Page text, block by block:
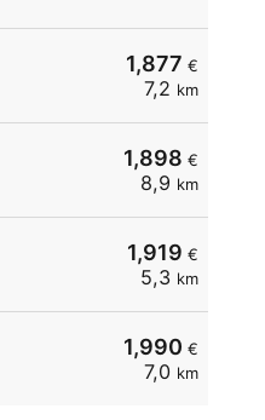
1,877 €
7,2 km
1,898 €
8,9 km
1,919 €
5,3 km
1,990 €
7,0 km